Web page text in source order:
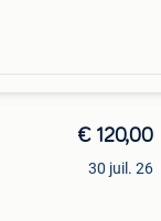
€ 120,00
30 juil. 26